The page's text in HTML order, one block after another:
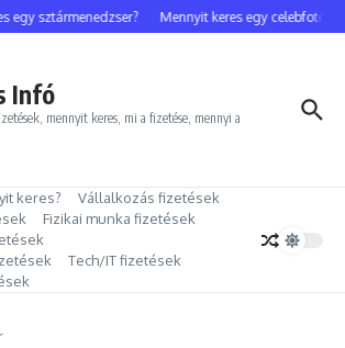
egy sztármenedzser? Mennyit keres egy celebfotós?
Infó
mennyit keres, mi a fizetése, mennyi a
keres?
Vállalkozás fizetések
Fizikai munka fizetések
Tech/IT fizetések